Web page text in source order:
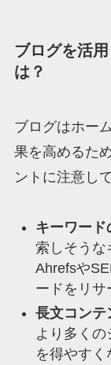
ブログを活
は？
ブログはホー
果を高めるた
ントに注意し
キーワード
索しそうな
Ahrefsや
ードをリサ
長文コンテ
より多く
を得やす